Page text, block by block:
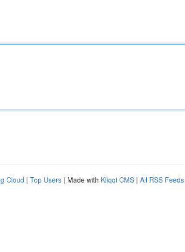
Cloud | Top Users | Made with Kliqqi CMS | All RSS Feeds